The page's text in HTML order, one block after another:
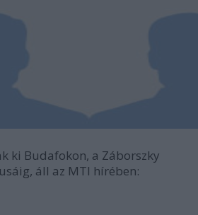
ki Budafokon, a Záborszky
áll az MTI hírében: